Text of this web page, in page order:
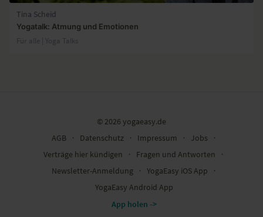
Tina Scheid
Yogatalk: Atmung und Emotionen
Für alle | Yoga Talks
© 2026 yogaeasy.de
AGB
∙ Datenschutz ∙ Impressum ∙ Jobs
∙
Verträge hier kündigen
∙ Fragen und Antworten
∙
Newsletter-Anmeldung
∙ YogaEasy iOS App
∙
YogaEasy Android App
App holen ->